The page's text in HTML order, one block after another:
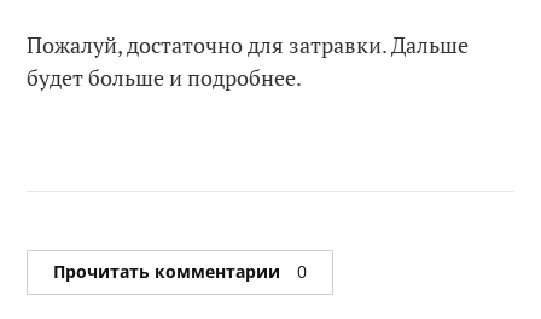
Пожалуй, достаточно для затравки. Дальше
будет больше и подробнее.
Прочитать комментарии 0